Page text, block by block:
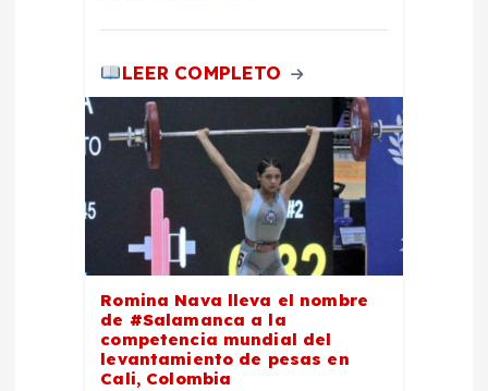
LEER COMPLETO
Romina Nava lleva el nombre
de #Salamanca a la
competencia mundial del
levantamiento de pesas en
Cali, Colombia